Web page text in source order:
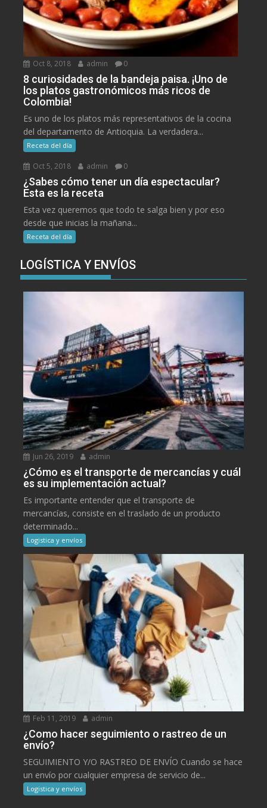
Oct 8, 2018 admin 0
8 curiosidades de la bandeja paisa. ¡Uno de
los platos gastronómicos más ricos de
Colombia!
Es uno de los platos más representativos de la cocina
del departamento de Antioquia. La verdadera...
Receta del día
Oct 5, 2018 admin 0
¿Sabes cómo tener un día espectacular?
Esta es la receta
Esta vez queremos que todo te salga bien y por eso
desde que inicias la mañana...
Receta del día
LOGÍSTICA Y ENVÍOS
Jun 26, 2019 admin
¿Cómo es el transporte de mercancías y cuál
es su implementación actual?
Es importante entender que el transporte de
mercancías, consiste en el traslado de un producto
determinado...
Logistica y envíos
Feb 11, 2019 admin
¿Como hacer seguimiento o rastreo de un
envío?
SEGUIMIENTO Y/O RASTREO DE ENVÍO Cuando se hace
un envío por cualquier empresa de servicio de...
Logistica y envíos